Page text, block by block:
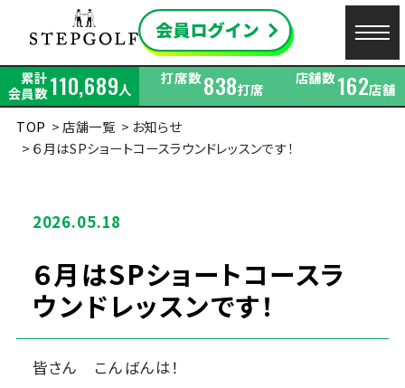
累計
会員数110,689人
打席数838打席
店舗数162店舗
TOP
店舗一覧
お知らせ
６月はSPショートコースラウンドレッスンです！
2026.05.18
６月はSPショートコースラ
ウンドレッスンです！
皆さん こんばんは！